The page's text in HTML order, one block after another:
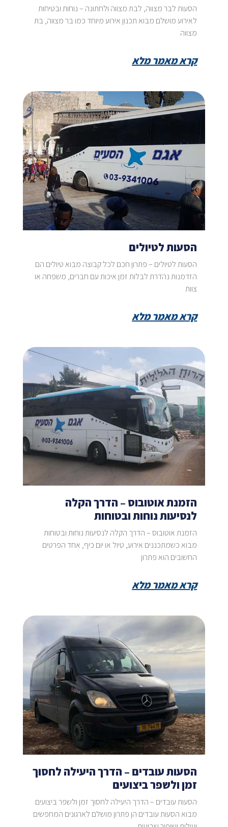
הסעות לבר מצווה, לבת מצווה ולחתונה – נוחות ובטיחות
לאירוע מושלם מבוא תכנון אירוע מיוחד כמו בר מצווה, בת
מצווה
קרא מאמר מלא
הסעות לטיולים
הסעות לטיולים – פתרון חכם לכל קבוצה מבוא טיולים הם
הזדמנות נהדרת לבלות זמן איכות עם חברים, משפחה או
צוות
קרא מאמר מלא
הזמנת אוטובוס – הדרך הקלה
לנסיעות נוחות ובטוחות
הזמנת אוטובוס – הדרך הקלה לנסיעות נוחות ובטוחות
מבוא כשמתכננים אירוע, טיול או יום כיף, אחד הפרטים
החשובים הוא פתרון
קרא מאמר מלא
הסעות עובדים – הדרך היעילה לחסוך
זמן ולשפר ביצועים
הסעות עובדים – הדרך היעילה לחסוך זמן ולשפר ביצועים
מבוא הסעות עובדים הן פתרון מושלם לארגונים המחפשים